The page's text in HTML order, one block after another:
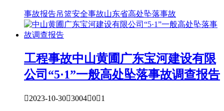
事故报告吊篮安全事故山东省高处坠落事故
工程事故中山黄圃广东宝河建设有限
公司“5·1”一般高处坠落事故调查报告
2023-10-30300401